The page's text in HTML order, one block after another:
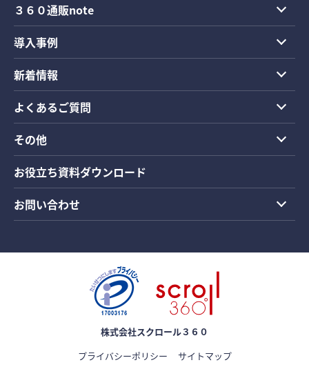
３６０通販note
導入事例
新着情報
よくあるご質問
その他
お役立ち資料ダウンロード
お問い合わせ
株式会社スクロール３６０
プライバシーポリシー
サイトマップ